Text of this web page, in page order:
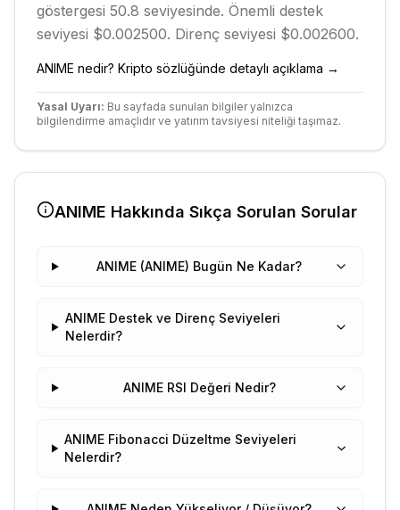
göstergesi 50.8 seviyesinde. Önemli destek
seviyesi $0.002500. Direnç seviyesi $0.002600.
ANIME nedir? Kripto sözlüğünde detaylı açıklama →
Yasal Uyarı: Bu sayfada sunulan bilgiler yalnızca
bilgilendirme amaçlıdır ve yatırım tavsiyesi niteliği taşımaz.
ANIME Hakkında Sıkça Sorulan Sorular
ANIME (ANIME) Bugün Ne Kadar?
ANIME Destek ve Direnç Seviyeleri
Nelerdir?
ANIME RSI Değeri Nedir?
ANIME Fibonacci Düzeltme Seviyeleri
Nelerdir?